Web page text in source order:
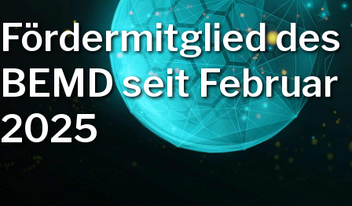
Fördermitglied des
BEMD seit Februar
2025